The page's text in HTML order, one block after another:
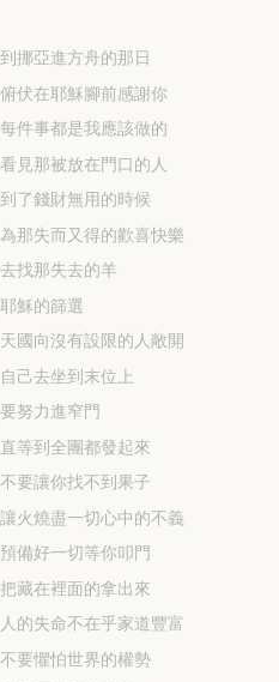
到挪亞進方舟的那日
俯伏在耶穌腳前感謝你
每件事都是我應該做的
看見那被放在門口的人
到了錢財無用的時候
為那失而又得的歡喜快樂
去找那失去的羊
穌的篩選
天國向沒有設限的人敞開
自己去坐到末位上
要努力進窄門
直等到全團都發起來
不要讓你找不到果子
讓火燒盡一切心中的不義
預備好一切等你叩門
把藏在裡面的拿出來
人的失命不在乎家道豐富
不要懼怕世界的權勢